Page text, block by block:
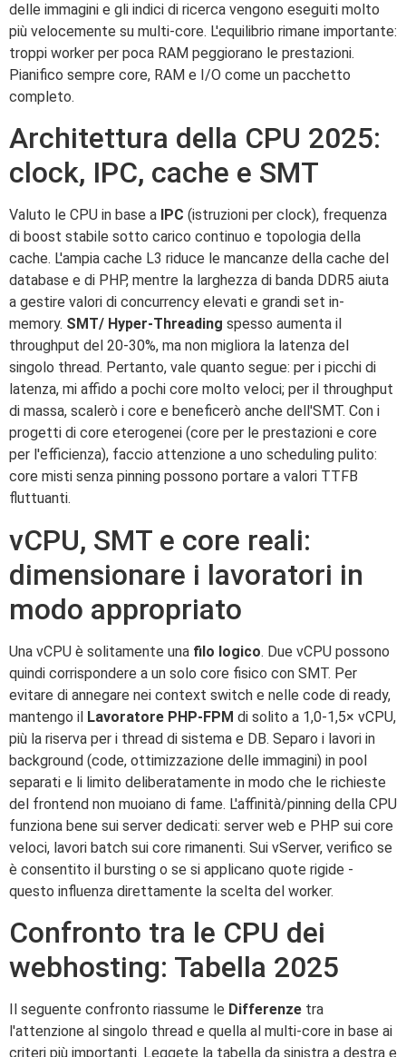
delle immagini e gli indici di ricerca vengono eseguiti molto
più velocemente su multi-core. L'equilibrio rimane importante:
troppi worker per poca RAM peggiorano le prestazioni.
Pianifico sempre core, RAM e I/O come un pacchetto
completo.
Architettura della CPU 2025:
clock, IPC, cache e SMT
Valuto le CPU in base a IPC (istruzioni per clock), frequenza
di boost stabile sotto carico continuo e topologia della
cache. L'ampia cache L3 riduce le mancanze della cache del
database e di PHP, mentre la larghezza di banda DDR5 aiuta
a gestire valori di concurrency elevati e grandi set in-
memory. SMT/ Hyper-Threading spesso aumenta il
throughput del 20-30%, ma non migliora la latenza del
singolo thread. Pertanto, vale quanto segue: per i picchi di
latenza, mi affido a pochi core molto veloci; per il throughput
di massa, scalerò i core e beneficerò anche dell'SMT. Con i
progetti di core eterogenei (core per le prestazioni e core
per l'efficienza), faccio attenzione a uno scheduling pulito:
core misti senza pinning possono portare a valori TTFB
fluttuanti.
vCPU, SMT e core reali:
dimensionare i lavoratori in
modo appropriato
Una vCPU è solitamente una filo logico. Due vCPU possono
quindi corrispondere a un solo core fisico con SMT. Per
evitare di annegare nei context switch e nelle code di ready,
mantengo il Lavoratore PHP-FPM di solito a 1,0-1,5× vCPU,
più la riserva per i thread di sistema e DB. Separo i lavori in
background (code, ottimizzazione delle immagini) in pool
separati e li limito deliberatamente in modo che le richieste
del frontend non muoiano di fame. L'affinità/pinning della CPU
funziona bene sui server dedicati: server web e PHP sui core
veloci, lavori batch sui core rimanenti. Sui vServer, verifico se
è consentito il bursting o se si applicano quote rigide -
questo influenza direttamente la scelta del worker.
Confronto tra le CPU dei
webhosting: Tabella 2025
Il seguente confronto riassume le Differenze tra
l'attenzione al singolo thread e quella al multi-core in base ai
criteri più importanti. Leggete la tabella da sinistra a destra e